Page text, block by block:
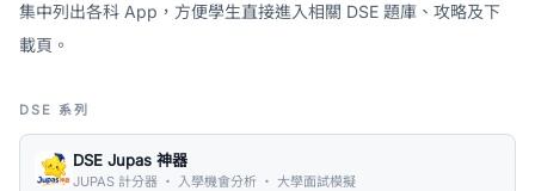
集中列出各科 App，方便學生直接進入相關 DSE 題庫、攻略及下
載頁。
DSE 系列
DSE Jupas 神器
JUPAS 計分器 ・ 入學機會分析 ・ 大學面試模擬